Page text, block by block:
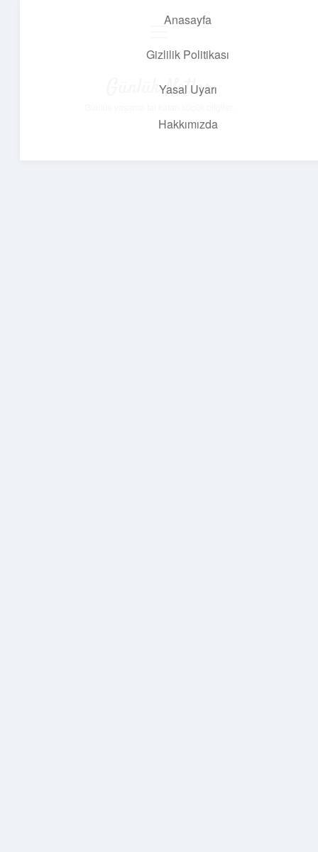
Anasayfa
Gizlilik Politikası
Yasal Uyarı
Hakkımızda
Günlük Notlar